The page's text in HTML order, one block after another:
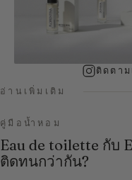
ติดตาม
อ่านเพิ่มเติม
คู่มือน้ำหอม
Eau de toilette กับ
ติดทนกว่ากัน?